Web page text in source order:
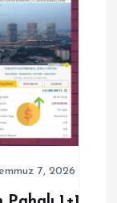
7, 2026